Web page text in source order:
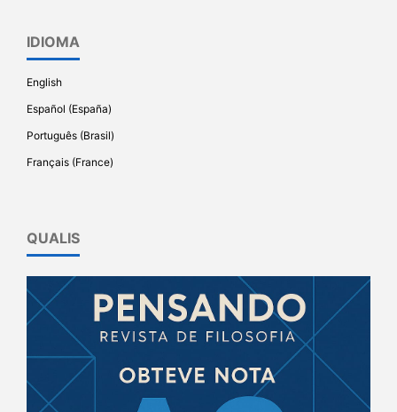
IDIOMA
English
Español (España)
Português (Brasil)
Français (France)
QUALIS